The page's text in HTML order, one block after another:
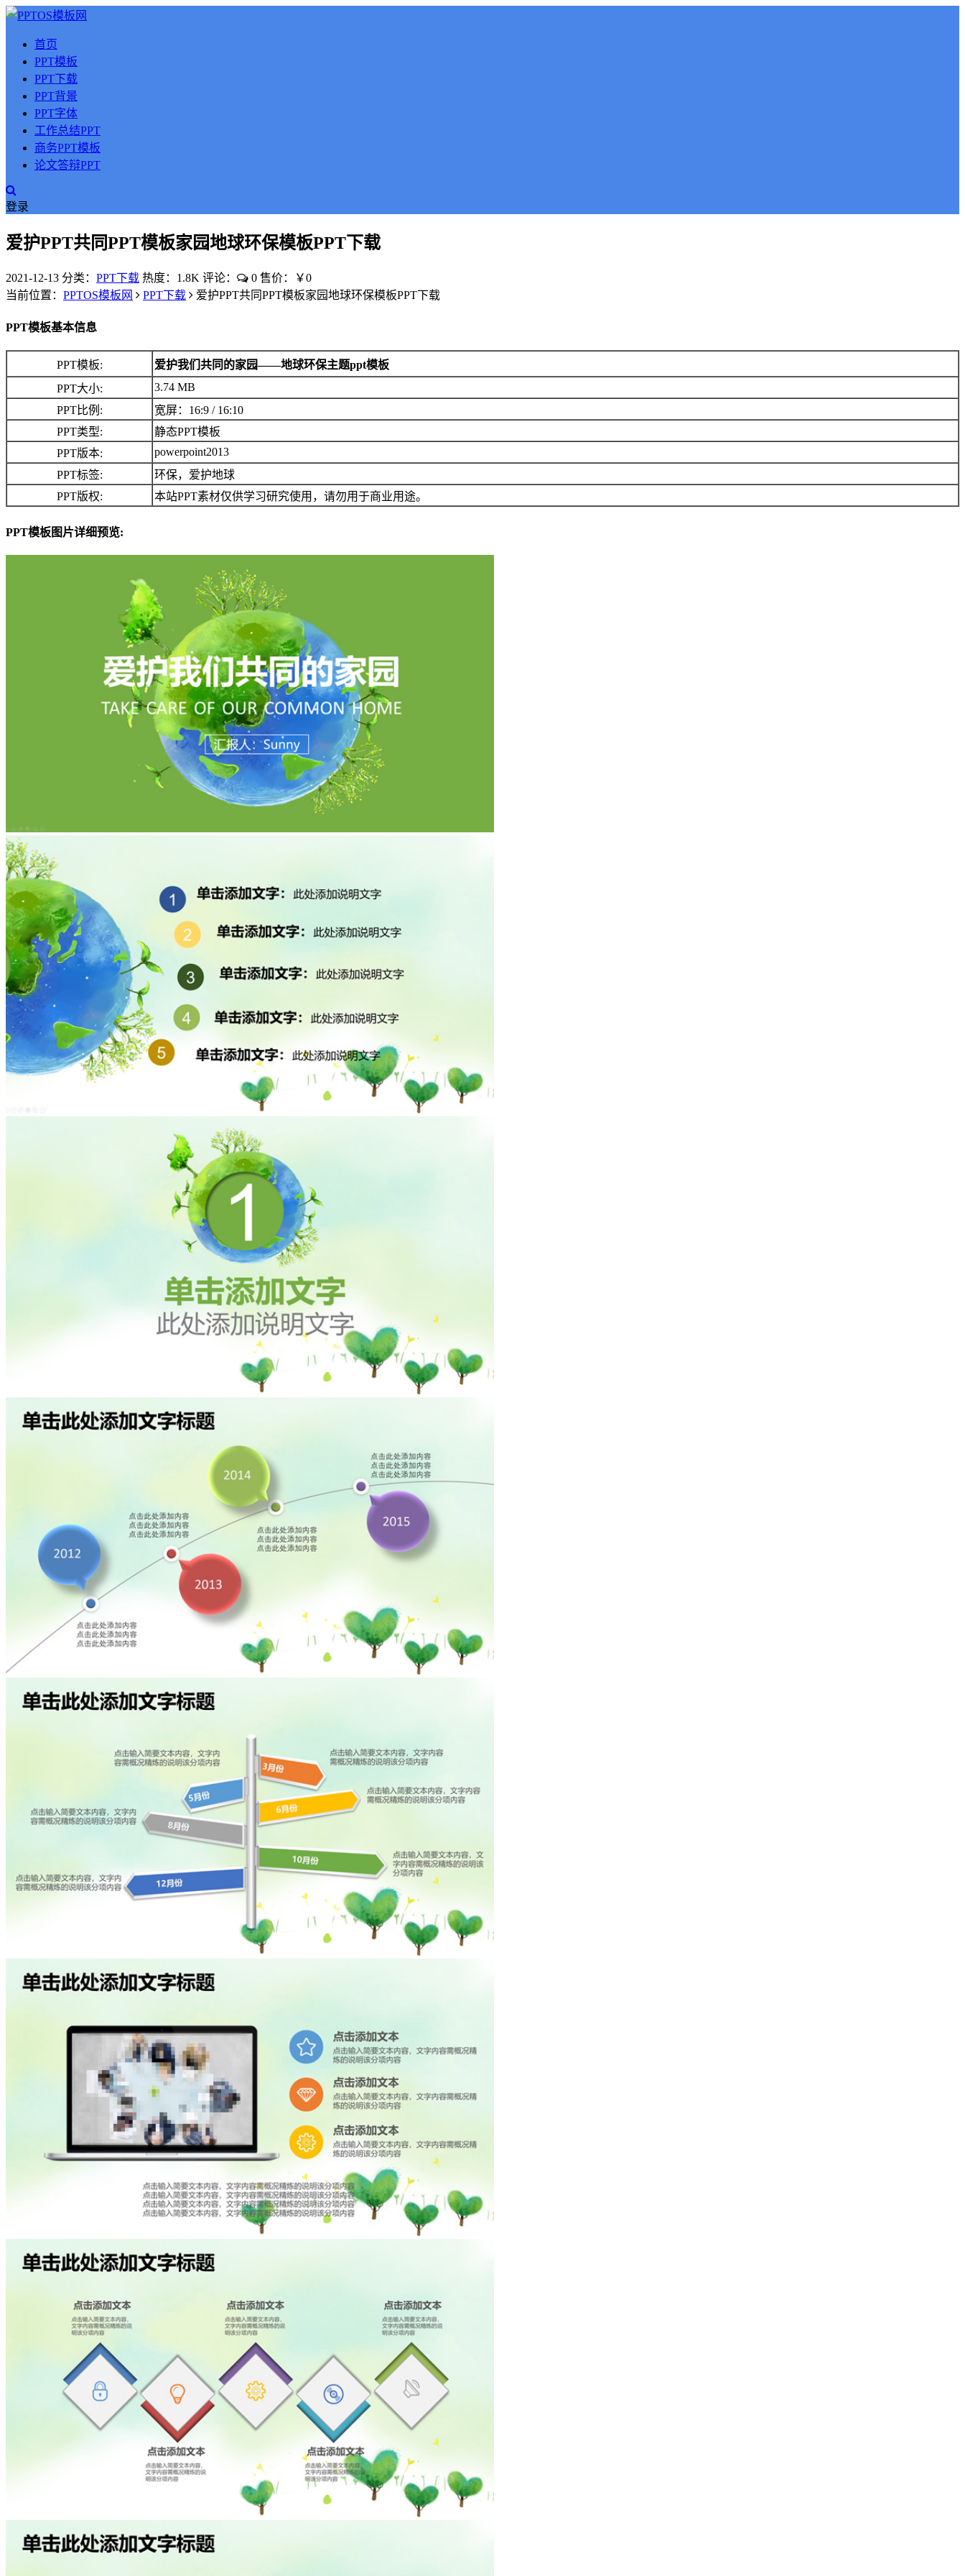
首页
PPT模板
PPT下载
PPT背景
PPT字体
工作总结PPT
商务PPT模板
论文答辩PPT
登录
爱护PPT共同PPT模板家园地球环保模板PPT下载
2021-12-13 分类： PPT下载 热度：1.8K 评论： 0 售价：￥0
当前位置： PPTOS模板网 PPT下载 爱护PPT共同PPT模板家园地球环保模板PPT下载
PPT模板基本信息
PPT模板:
爱护我们共同的家园――地球环保主题ppt模板
PPT大小:
3.74 MB
PPT比例:
宽屏：16:9 / 16:10
PPT类型:
静态PPT模板
PPT版本:
powerpoint2013
PPT标签:
环保，爱护地球
PPT版权:
本站PPT素材仅供学习研究使用，请勿用于商业用途。
PPT模板图片详细预览: